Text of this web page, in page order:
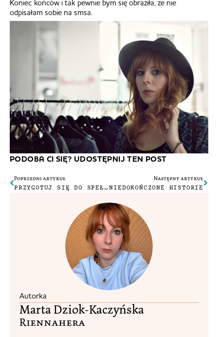
Koniec końców i tak pewnie bym się obraziła, że nie
odpisałam sobie na smsa.
PODOBA CI SIĘ? UDOSTĘPNIJ TEN POST
Poprzedni artykuł
PRZYGOTUJ SIĘ DO SPEŁNIENIA MARZEŃ
Następny artykuł
NIEDOKOŃCZONE HISTORIE
Autorka
Marta Dziok-Kaczyńska
Riennahera​